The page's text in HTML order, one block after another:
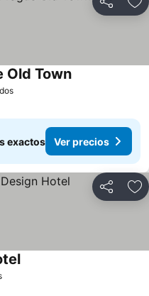
Compartir
Old Town
exactos Ver precios
Compartir